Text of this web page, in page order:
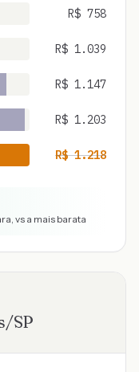
R$ 758
R$ 1.039
R$ 1.147
R$ 1.203
R$1.218
vs a mais barata
/SP